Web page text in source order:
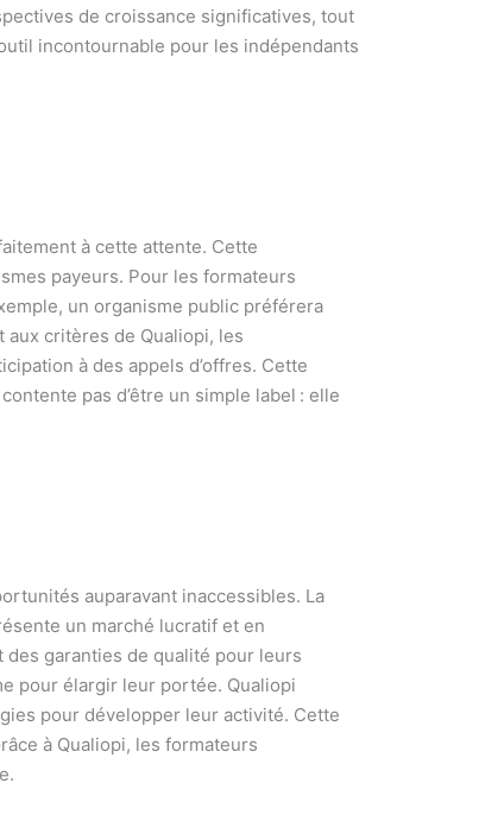
de croissance significatives, tout
incontournable pour les indépendants
à cette attente. Cette
payeurs. Pour les formateurs
un organisme public préférera
critères de Qualiopi, les
à des appels d’offres. Cette
pas d’être un simple label : elle
auparavant inaccessibles. La
un marché lucratif et en
garanties de qualité pour leurs
pour élargir leur portée. Qualiopi
pour développer leur activité. Cette
à Qualiopi, les formateurs